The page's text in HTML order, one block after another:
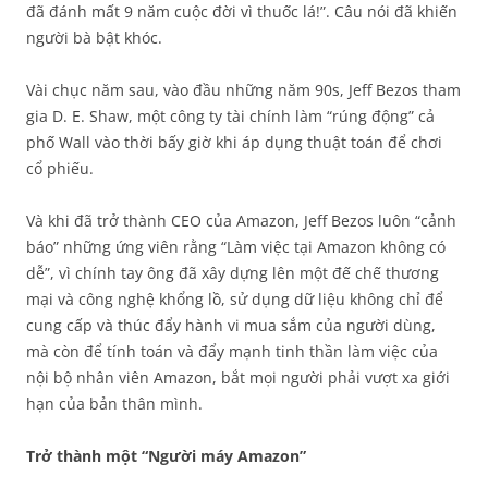
đã đánh mất 9 năm cuộc đời vì thuốc lá!”. Câu nói đã khiến
người bà bật khóc.
Vài chục năm sau, vào đầu những năm 90s, Jeff Bezos tham
gia D. E. Shaw, một công ty tài chính làm “rúng động” cả
phố Wall vào thời bấy giờ khi áp dụng thuật toán để chơi
cổ phiếu.
Và khi đã trở thành CEO của Amazon, Jeff Bezos luôn “cảnh
báo” những ứng viên rằng “Làm việc tại Amazon không có
dễ”, vì chính tay ông đã xây dựng lên một đế chế thương
mại và công nghệ khổng lồ, sử dụng dữ liệu không chỉ để
cung cấp và thúc đẩy hành vi mua sắm của người dùng,
mà còn để tính toán và đẩy mạnh tinh thần làm việc của
nội bộ nhân viên Amazon, bắt mọi người phải vượt xa giới
hạn của bản thân mình.
Trở thành một “Người máy Amazon”